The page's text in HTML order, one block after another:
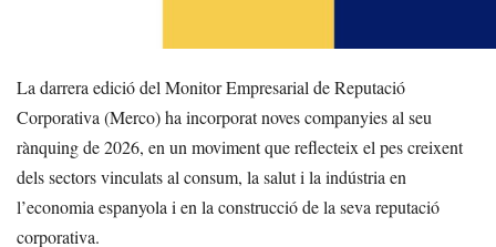
La darrera edició del Monitor Empresarial de Reputació
Corporativa (Merco) ha incorporat noves companyies al seu
rànquing de 2026, en un moviment que reflecteix el pes creixent
dels sectors vinculats al consum, la salut i la indústria en
l’economia espanyola i en la construcció de la seva reputació
corporativa.